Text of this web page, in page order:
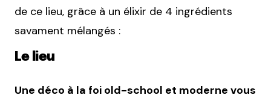
de ce lieu, grâce à un élixir de 4 ingrédients
savament mélangés :
Le lieu
Une déco à la foi old-school et moderne vous